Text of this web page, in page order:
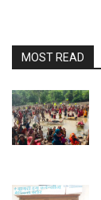
MOST READ